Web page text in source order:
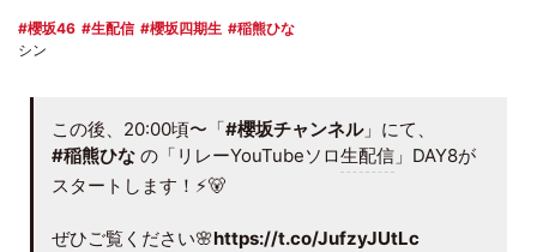
櫻坂46 生配信 櫻坂四期生
稲熊ひな
シン
この後、20:00頃〜「#櫻坂チャンネル」にて、
#稲熊ひな の「リレーYouTubeソロ生配信 」DAY8が
スタートします！⚡️🐻
ぜひご覧ください🌸https://t.co/JufzyJUtLc